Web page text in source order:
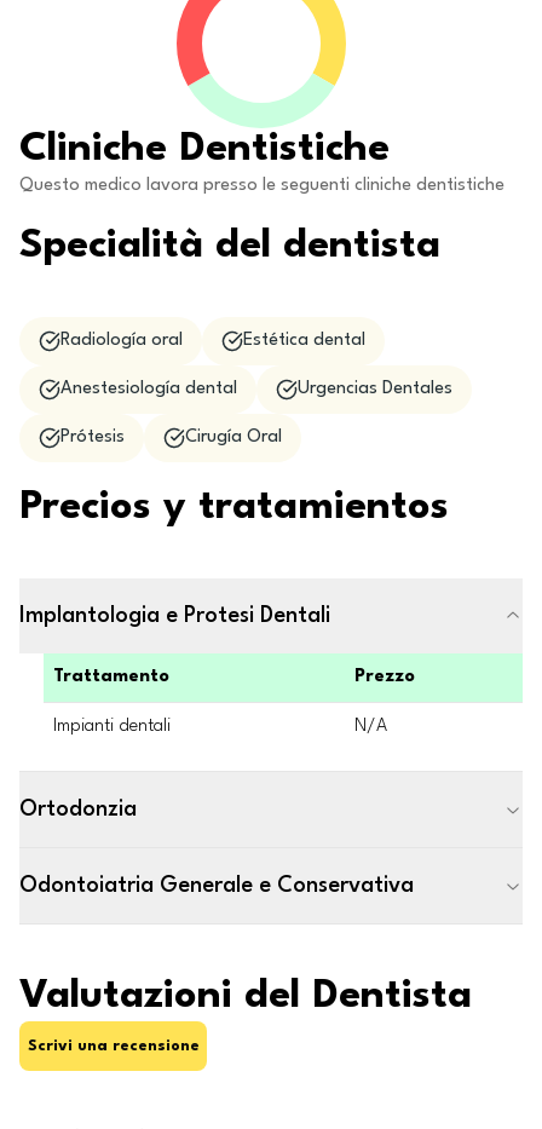
Cliniche Dentistiche
Questo medico lavora presso le seguenti cliniche dentistiche
Specialità del dentista
Radiología oral Estética dental
Anestesiología dental Urgencias Dentales
Prótesis Cirugía Oral
Precios y tratamientos
Implantologia e Protesi Dentali
Trattamento Prezzo
Impianti dentali N/A
Ortodonzia
Odontoiatria Generale e Conservativa
Valutazioni del Dentista
Scrivi una recensione